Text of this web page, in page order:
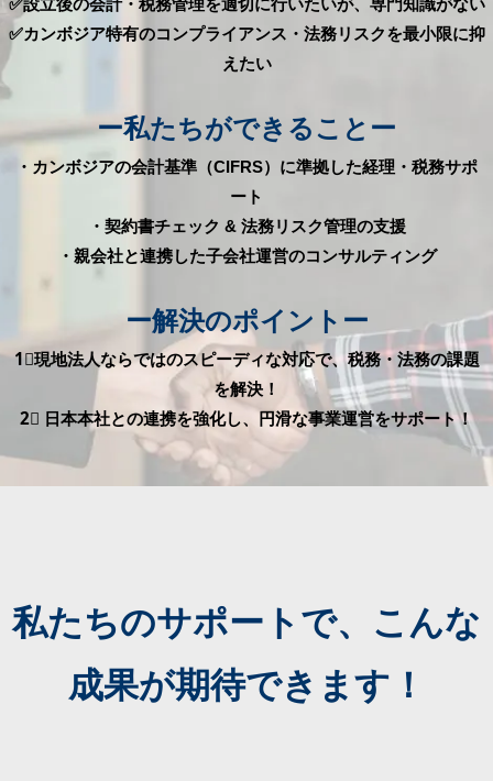
✅設立後の会計・税務管理を適切に行いたいが、専門知識がない
✅カンボジア特有のコンプライアンス・法務リスクを最小限に抑
えたい
ー私たちができることー
・カンボジアの会計基準（CIFRS）に準拠した経理・税務サポ
ート
・契約書チェック & 法務リスク管理の支援
・親会社と連携した子会社運営のコンサルティング
ー解決のポイントー
1⃣現地法人ならではのスピーディな対応で、税務・法務の課題
を解決！
2⃣ 日本本社との連携を強化し、円滑な事業運営をサポート！
私たちのサポートで、こんな
成果が期待できます！